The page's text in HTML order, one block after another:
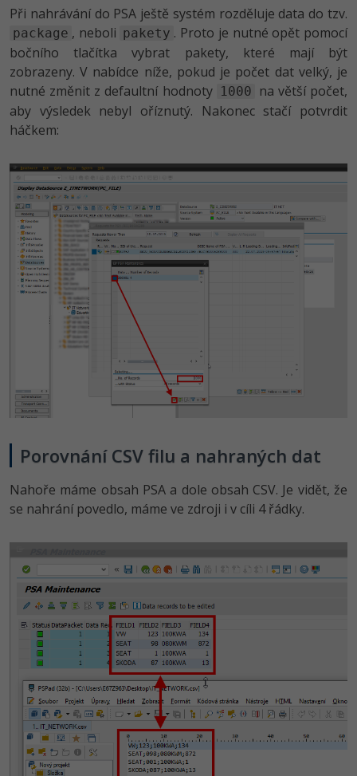
Při nahrávání do PSA ještě systém rozděluje data do tzv.
package , neboli pakety . Proto je nutné opět pomocí
bočního tlačítka vybrat pakety, které mají být
zobrazeny. V nabídce níže, pokud je počet dat velký, je
nutné změnit z defaultní hodnoty 1000
na větší počet,
aby výsledek nebyl oříznutý. Nakonec stačí potvrdit
háčkem:
Porovnání CSV filu a nahraných dat
Nahoře máme obsah PSA a dole obsah CSV. Je vidět, že
se nahrání povedlo, máme ve zdroji i v cíli 4 řádky.